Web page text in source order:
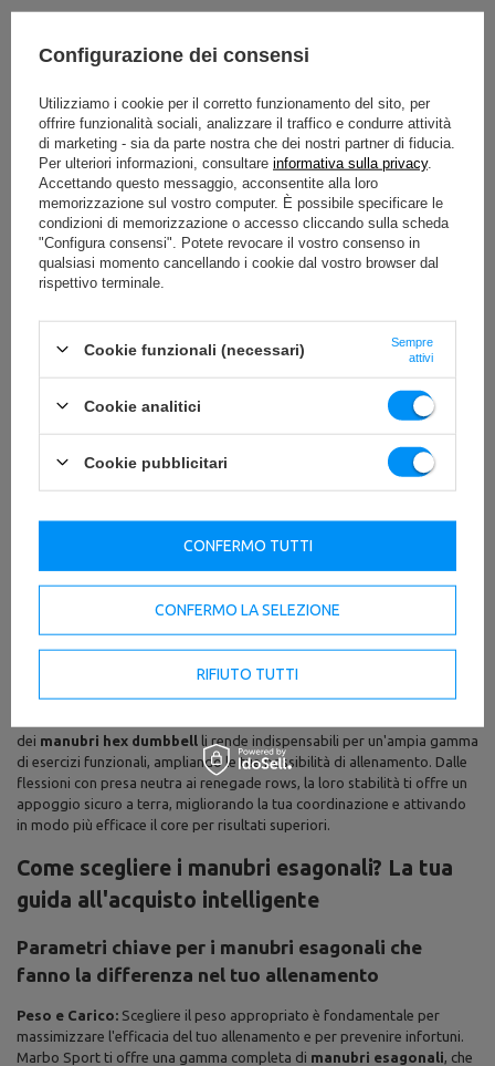
Scopri a chi sono dedicati i manubri
Principianti e appassionati di Home Gym:Se stai muovendo i primi
passi nel mondo del fitness o stai costruendo la tua palestra domestica,
manubri esagonali gommati per casadi Marbo Sport sono la
scelta perfetta. La loro forma stabile ti permette di concentrarti
sull'esecuzione senza preoccupazioni: non rotolano, offrendoti
sicurezza e facilità di stoccaggio. Inoltre, il rivestimento in gomma
protegge i tuoi pavimenti dagli urti e dai graffi, permettendoti di
allenarti con serenità. Sono lo strumento ideale per iniziare a costruire
forza e resistenza in modo efficace e sicuro, gettando solide basi per il
Atleti intermedi ed esperti: Se hai già una solida base e punti a
manubri esagonali 15 kgomanubri
esagonali 20 kge oltre, ti forniscono il carico necessario per superare i
tuoi limiti e progredire costantemente. Sono strumenti robusti e
affidabili, progettati per supportare gli allenamenti più intensi, sia che
tu ti alleni individualmente o come parte di un
set manubri esagonali
Marbo Sport sono garanzia di resistenza e
per sopportare cadute e impatti, mantenendo inalterata l'integrità
dell'attrezzatura e, soprattutto, la sicurezza dei tuoi utenti. Un
dei manubri hex dumbbell li rende indispensabili per un'ampia gamma
di esercizi funzionali, ampliando le tue possibilità di allenamento. Dalle
flessioni con presa neutra ai renegade rows, la loro stabilità ti offre un
appoggio sicuro a terra, migliorando la tua coordinazione e attivando
in modo più efficace il core per risultati superiori.
Come scegliere i manubri esagonali? La tua
guida all'acquisto intelligente
Parametri chiave per i manubri esagonali che
fanno la differenza nel tuo allenamento
Peso e Carico: Scegliere il peso appropriato è fondamentale per
massimizzare l'efficacia del tuo allenamento e per prevenire infortuni.
Marbo Sport ti offre una gamma completa di manubri esagonali, che
Configurazione dei consensi
Utilizziamo i cookie per il corretto funzionamento del sito, per
offrire funzionalità sociali, analizzare il traffico e condurre attività
di marketing - sia da parte nostra che dei nostri partner di fiducia.
Per ulteriori informazioni, consultare informativa sulla privacy.
Accettando questo messaggio, acconsentite alla loro
memorizzazione sul vostro computer. È possibile specificare le
condizioni di memorizzazione o accesso cliccando sulla scheda
"Configura consensi". Potete revocare il vostro consenso in
qualsiasi momento cancellando i cookie dal vostro browser dal
rispettivo terminale.
Cookie funzionali (necessari)
Sempre
attivi
Cookie analitici
Cookie pubblicitari
CONFERMO LA SELEZIONE
RIFIUTO TUTTI
CONFERMO TUTTI